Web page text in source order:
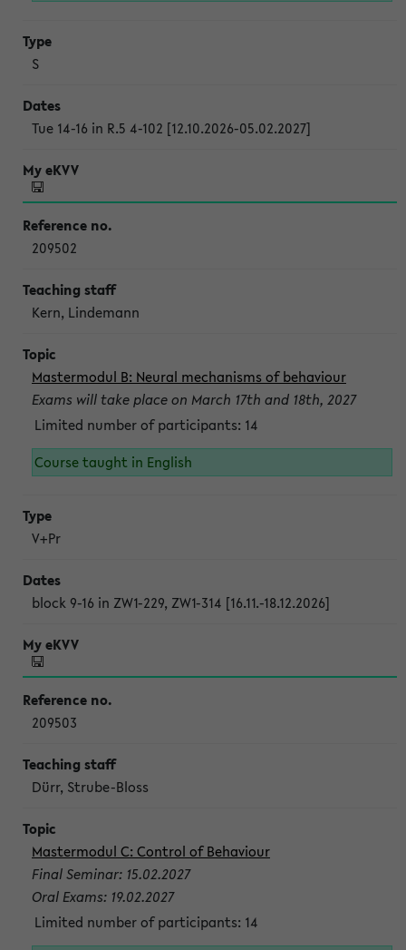
S
Tue 14-16 in R.5 4-102 [12.10.2026-05.02.2027]
209502
Kern, Lindemann
Mastermodul B: Neural mechanisms of behaviour
Exams will take place on March 17th and 18th, 2027
Limited number of participants: 14
Course taught in English
V+Pr
block 9-16 in ZW1-229, ZW1-314 [16.11.-18.12.2026]
209503
Dürr, Strube-Bloss
Mastermodul C: Control of Behaviour
Final Seminar: 15.02.2027
Oral Exams: 19.02.2027
Limited number of participants: 14